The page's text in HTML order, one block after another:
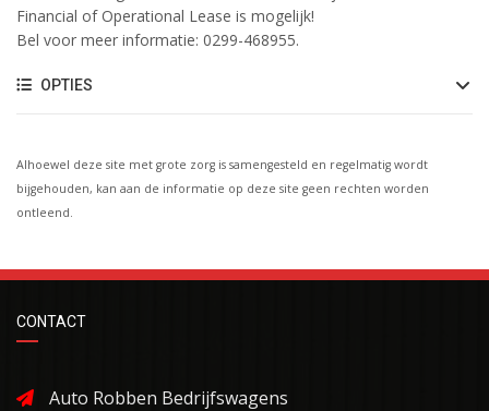
Financial of Operational Lease is mogelijk!
Bel voor meer informatie: 0299-468955.
OPTIES
Alhoewel deze site met grote zorg is samengesteld en regelmatig wordt
bijgehouden, kan aan de informatie op deze site geen rechten worden
ontleend.
CONTACT
Auto Robben Bedrijfswagens